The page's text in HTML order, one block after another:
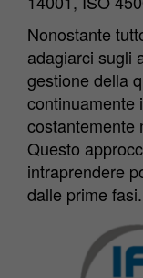
Nonostante
adagiarci sugli
gestione della
continuamente
costantemente
Questo
intraprendere
dalle prime fasi.